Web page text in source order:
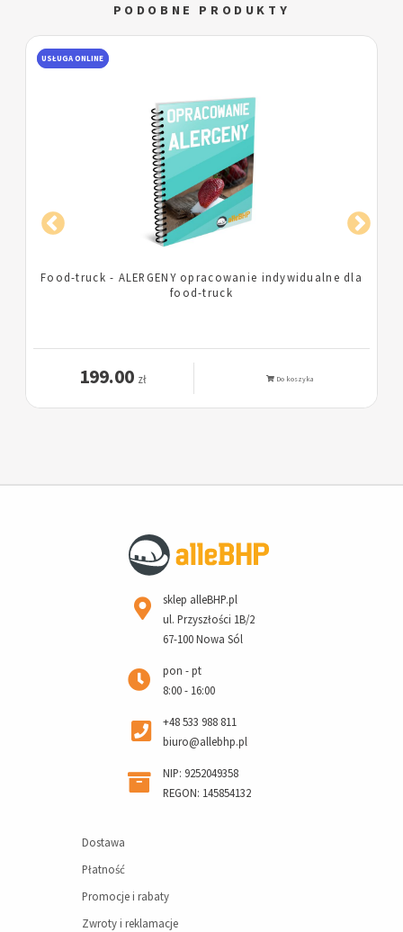
PODOBNE PRODUKTY
USŁUGA ONLINE
Wózek gastronomiczny - ALERGENY opracowanie
indywidualne dla wózka gastronomicznego
199.00 zł Do koszyka
sklep alleBHP.pl
ul. Przyszłości 1B/2
67-100 Nowa Sól
pon - pt
8:00 - 16:00
+48 533 988 811
biuro@allebhp.pl
NIP: 9252049358
REGON: 145854132
Dostawa
Płatność
Promocje i rabaty
Zwroty i reklamacje